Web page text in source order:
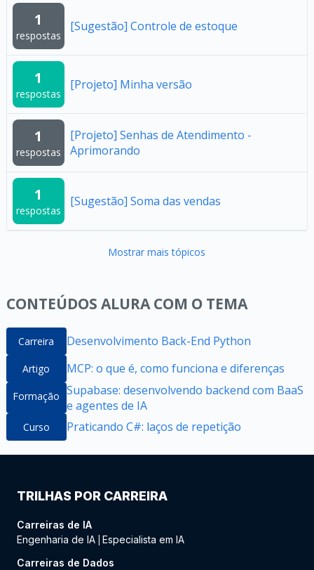
1
respostas
[Sugestão] Controle de estoque
1
respostas
[Projeto] Minha versão
1
respostas
[Projeto] Senhas de Atendimento -
Aprimorando
1
respostas
[Sugestão] Soma das vendas
Mostrar mais tópicos
CONTEÚDOS ALURA COM O TEMA
Carreira Desenvolvimento Back-End Python
Artigo MCP: o que é, como funciona e diferenças
Formação Supabase: desenvolvendo backend com BaaS
e agentes de IA
Curso Praticando C#: laços de repetição
TRILHAS POR CARREIRA
Carreiras de IA
Engenharia de IA Especialista em IA
Carreiras de Dados